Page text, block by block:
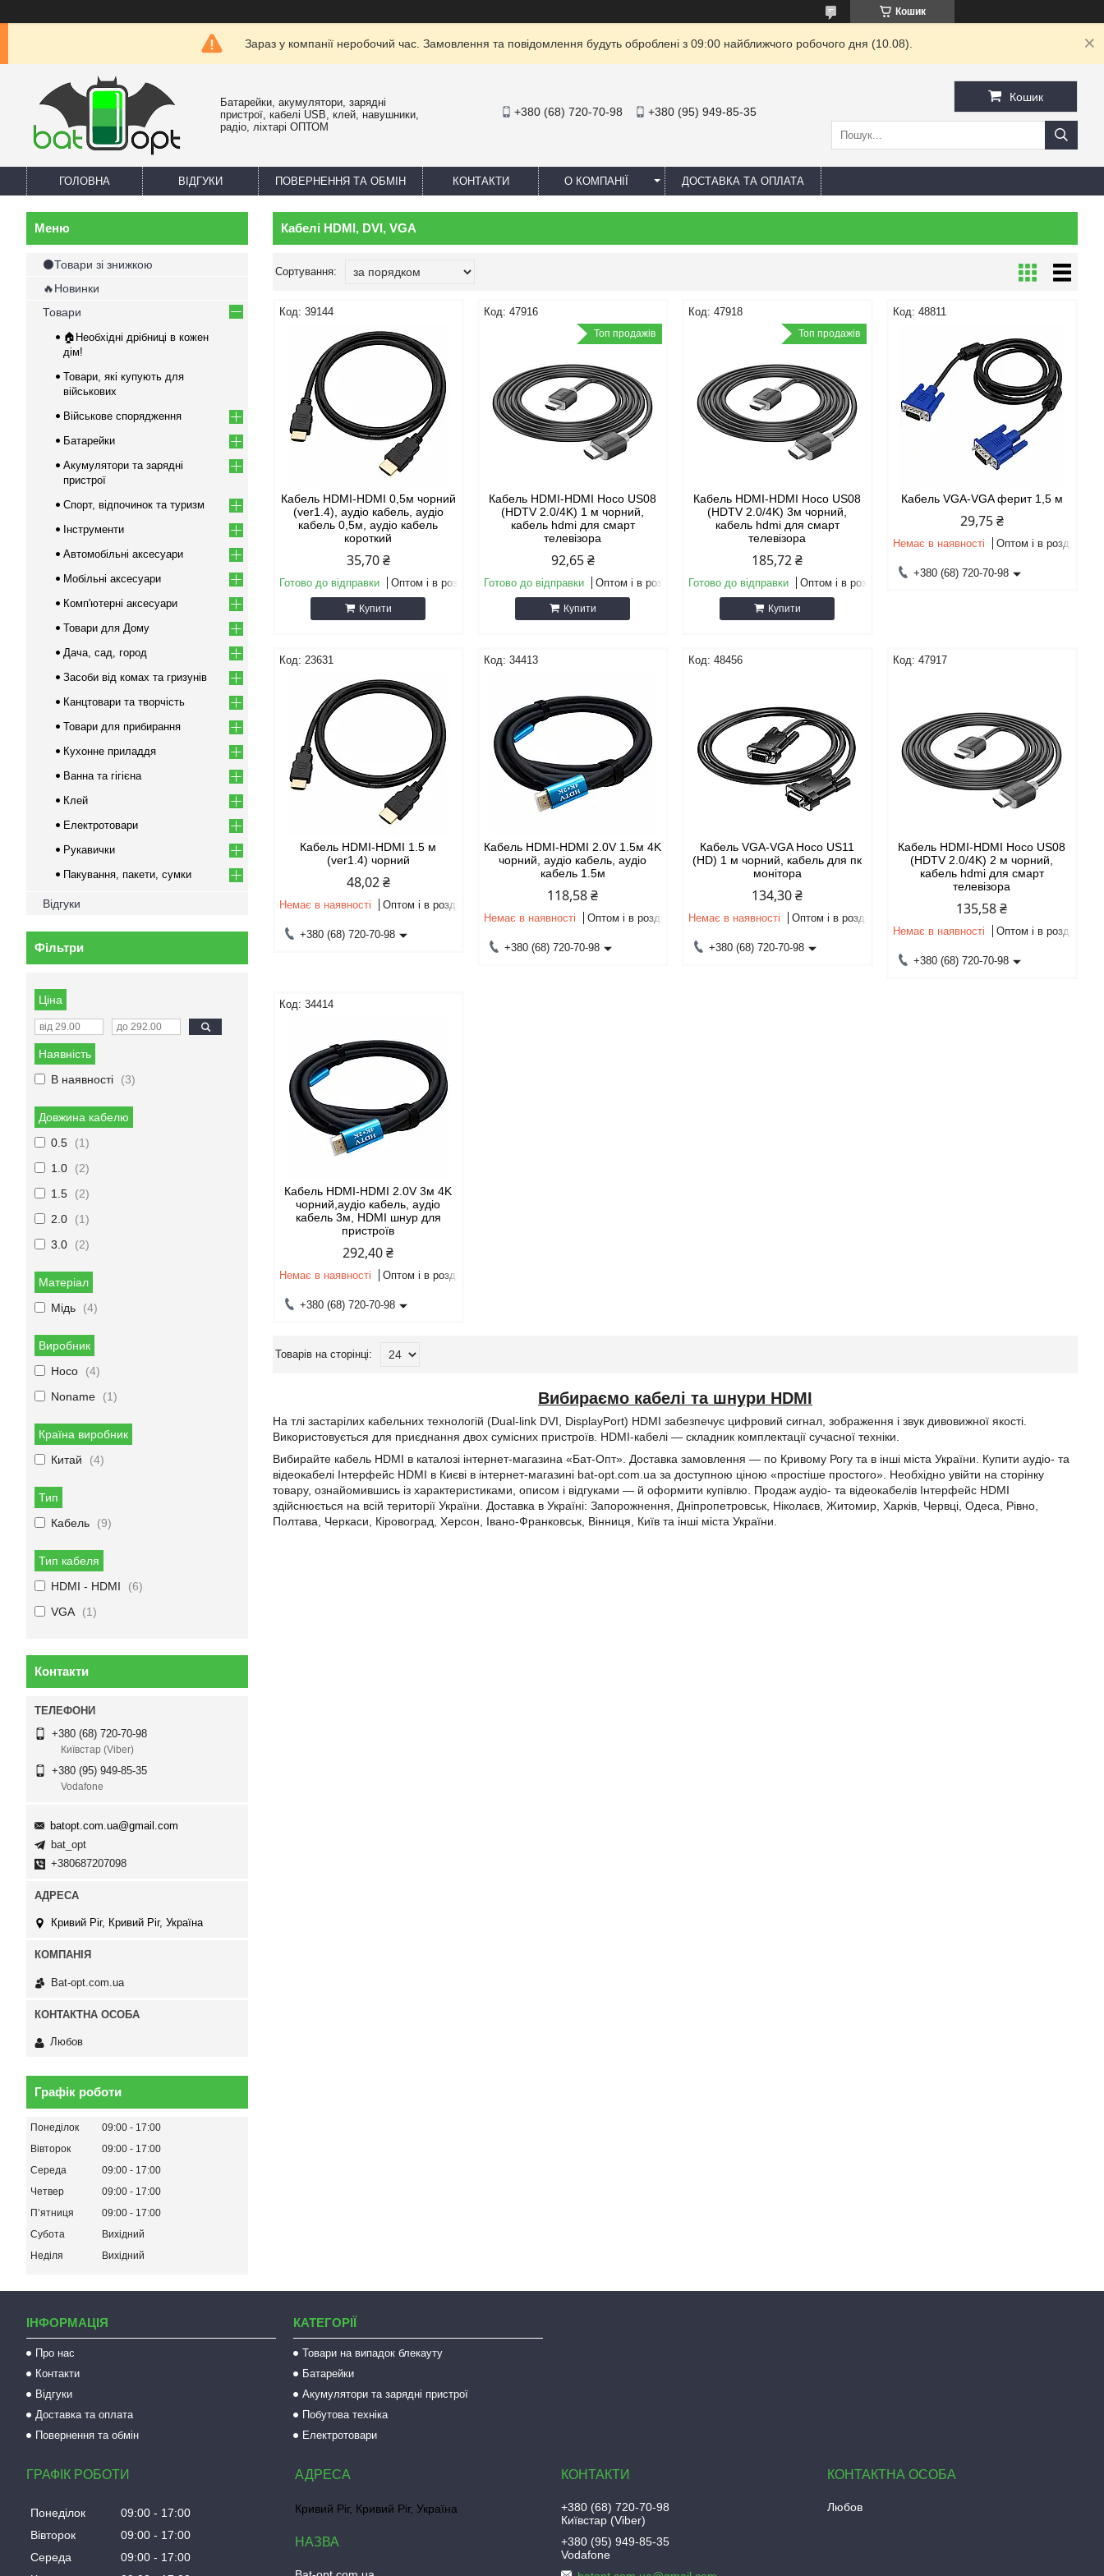
Кошик
Зараз у компанії неробочий час. Замовлення та повідомлення будуть оброблені з 09:00 найближчого робочого дня (10.08).
Батарейки, акумулятори, зарядні
пристрої, кабелі USB, клей, навушники,
радіо, ліхтарі ОПТОМ
+380 (68) 720-70-98 +380 (95) 949-85-35
Кошик
ГОЛОВНА ВІДГУКИ ПОВЕРНЕННЯ ТА ОБМІН КОНТАКТИ О КОМПАНІЇ ДОСТАВКА ТА ОПЛАТА
Кабелі HDMI, DVI, VGA
39144
Кабель HDMI-HDMI 0,5м чорний
(ver1.4), аудіо кабель, аудіо
кабель 0,5м, аудіо кабель
короткий
35,70 ₴
Готово до відправки Оптом і в роздріб
Купити
47916
Топ продажів
Кабель HDMI-HDMI Hoco US08
(HDTV 2.0/4K) 1 м чорний,
кабель hdmi для смарт
телевізора
92,65 ₴
Готово до відправки Оптом і в роздріб
Купити
47918
Топ продажів
Кабель HDMI-HDMI Hoco US08
(HDTV 2.0/4K) 3м чорний,
кабель hdmi для смарт
телевізора
185,72 ₴
Готово до відправки Оптом і в роздріб
Купити
48811
Кабель VGA-VGA ферит 1,5 м
29,75 ₴
Немає в наявності Оптом і в роздріб
+380 (68) 720-70-98
23631
Кабель HDMI-HDMI 1.5 м
(ver1.4) чорний
48,02 ₴
Немає в наявності Оптом і в роздріб
+380 (68) 720-70-98
34413
Кабель HDMI-HDMI 2.0V 1.5м 4K
чорний, аудіо кабель, аудіо
кабель 1.5м
118,58 ₴
Немає в наявності Оптом і в роздріб
+380 (68) 720-70-98
48456
Кабель VGA-VGA Hoco US11
(HD) 1 м чорний, кабель для пк
монітора
134,30 ₴
Немає в наявності Оптом і в роздріб
+380 (68) 720-70-98
47917
Кабель HDMI-HDMI Hoco US08
(HDTV 2.0/4K) 2 м чорний,
кабель hdmi для смарт
телевізора
135,58 ₴
Немає в наявності Оптом і в роздріб
+380 (68) 720-70-98
34414
Кабель HDMI-HDMI 2.0V 3м 4K
чорний,аудіо кабель, аудіо
кабель 3м, HDMI шнур для
пристроїв
292,40 ₴
Немає в наявності Оптом і в роздріб
+380 (68) 720-70-98
Вибираємо кабелі та шнури HDMI
На тлі застарілих кабельних технологій (Dual-link DVI, DisplayPort) HDMI забезпечує цифровий сигнал, зображення і звук дивовижної якості.
Використовується для приєднання двох сумісних пристроїв. HDMI-кабелі — складник комплектації сучасної техніки.
Вибирайте кабель HDMI в каталозі інтернет-магазина «Бат-Опт». Доставка замовлення — по Кривому Рогу та в інші міста України. Купити аудіо- та
відеокабелі Інтерфейс HDMI в Києві в інтернет-магазині bat-opt.com.ua за доступною ціною «простіше простого». Необхідно увійти на сторінку
товару, ознайомившись із характеристиками, описом і відгуками — й оформити купівлю. Продаж аудіо- та відеокабелів Інтерфейс HDMI
здійснюється на всій території України. Доставка в Україні: Запорожнення, Дніпропетровськ, Ніколаєв, Житомир, Харків, Червці, Одеса, Рівно,
Полтава, Черкаси, Кіровоград, Херсон, Івано-Франковськ, Вінниця, Київ та інші міста України.
⚫Товари зі знижкою
🔥Новинки
Товари
🏠Необхідні дрібниці в кожен
дім!
Товари, які купують для
військових
Військове спорядження
Батарейки
Акумулятори та зарядні
пристрої
Спорт, відпочинок та туризм
Інструменти
Автомобільні аксесуари
Мобільні аксесуари
Комп'ютерні аксесуари
Товари для Дому
Дача, сад, город
Засоби від комах та гризунів
Канцтовари та творчість
Товари для прибирання
Кухонне приладдя
Ванна та гігієна
Клей
Електротовари
Рукавички
Пакування, пакети, сумки
Відгуки
Фільтри
Ціна
Наявність
В наявності
3
Довжина кабелю
0.5
1
1.0
2
1.5
2
2.0
1
3.0
2
Матеріал
Мідь
4
Виробник
Hoco
4
Noname
1
Країна виробник
Китай
4
Тип
Кабель
9
Тип кабеля
HDMI - HDMI
6
VGA
1
Контакти
+380 (68) 720-70-98
Київстар (Viber)
+380 (95) 949-85-35
Vodafone
batopt.com.ua@gmail.com
bat_opt
+380687207098
Кривий Ріг, Кривий Ріг, Україна
Bat-opt.com.ua
Любов
Графік роботи
Понеділок 09:00
17:00
Вівторок
09:00
17:00
Середа
09:00
17:00
Четвер
09:00
17:00
Пʼятниця
09:00
17:00
Субота
Вихідний
Неділя
Вихідний
ІНФОРМАЦІЯ
Про нас
Контакти
Відгуки
Доставка та оплата
Повернення та обмін
КАТЕГОРІЇ
Товари на випадок блекауту
Батарейки
Акумулятори та зарядні пристрої
Побутова техніка
Електротовари
ГРАФІК РОБОТИ
Понеділок 09:00
17:00
Вівторок
09:00
17:00
Середа
09:00
17:00
Кривий Ріг, Кривий Ріг, Україна
+380 (68) 720-70-98
Київстар (Viber)
+380 (95) 949-85-35
Vodafone
Любов